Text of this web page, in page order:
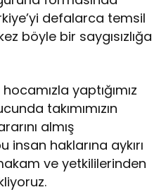
defalarca temsil
böyle bir saygısızlığa
yaptığımız
takımımızın
almış
insan haklarına aykırı
ve yetkililerinden